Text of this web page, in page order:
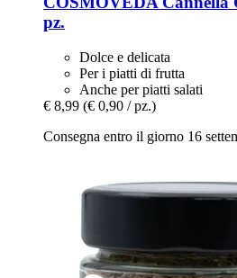
pz.
Dolce e delicata
Per i piatti di frutta
Anche per piatti salati
€ 8,99 (€ 0,90 / pz.)
Consegna entro il giorno 16